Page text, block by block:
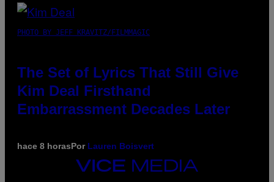
PHOTO BY JEFF KRAVITZ/FILMMAGIC
The Set of Lyrics That Still Give
Kim Deal Firsthand
Embarrassment Decades Later
hace 8 horasPor Lauren Boisvert
VICE
MEDIA